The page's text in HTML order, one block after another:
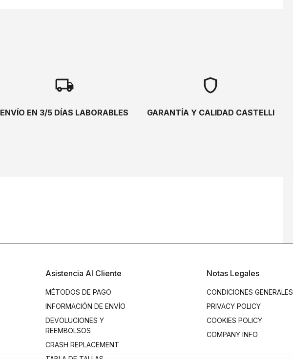
local_shipping
ENVÍO EN 3/5 DÍAS LABORABLES
shield
GARANTÍA Y CALIDAD CASTELLI
Asistencia Al Cliente
MÉTODOS DE PAGO
INFORMACIÓN DE ENVÍO
DEVOLUCIONES Y
REEMBOLSOS
CRASH REPLACEMENT
Notas Legales
CONDICIONES GENERALES
PRIVACY POLICY
COOKIES POLICY
COMPANY INFO